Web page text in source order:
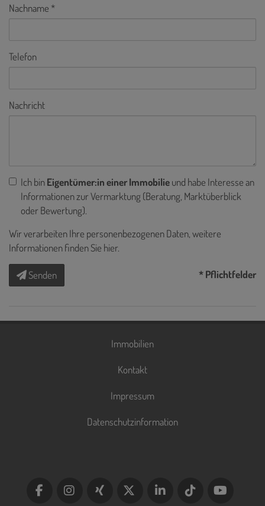
Nachname
Telefon
Nachricht
Ich binEigentümer:in einer Immobilieund habe Interesse an
Informationen zur Vermarktung (Beratung, Marktüberblick
oder Bewertung).
Wir verarbeiten Ihre personenbezogenen Daten, weitere
Informationen finden Sie hier.
Senden * Pflichtfelder
Immobilien
Kontakt
Impressum
Datenschutzinformation